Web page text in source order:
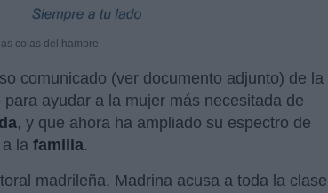
colas del hambre
comunicado (ver documento adjunto) de la
para ayudar a la mujer más necesitada de
, y que ahora ha ampliado su espectro de
la familia.
madrileña, Madrina acusa a toda la clase